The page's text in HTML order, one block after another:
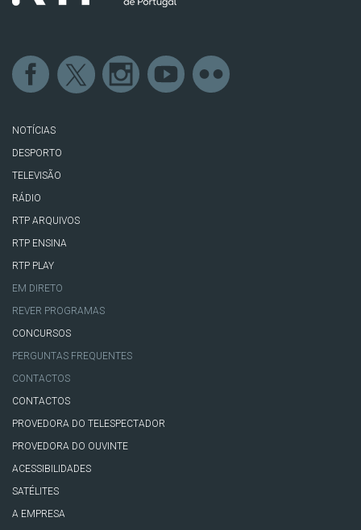
NOTÍCIAS
DESPORTO
TELEVISÃO
RÁDIO
RTP ARQUIVOS
RTP ENSINA
RTP PLAY
EM DIRETO
REVER PROGRAMAS
CONCURSOS
PERGUNTAS FREQUENTES
CONTACTOS
CONTACTOS
PROVEDORA DO TELESPECTADOR
PROVEDORA DO OUVINTE
ACESSIBILIDADES
SATÉLITES
A EMPRESA